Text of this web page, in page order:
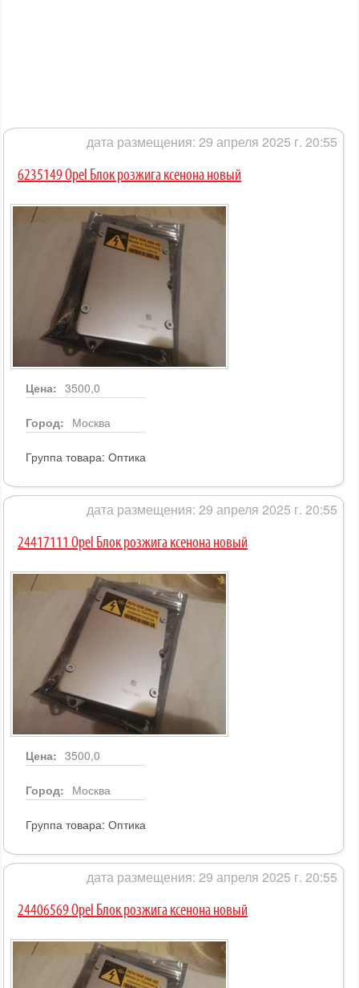
дата размещения: 29 апреля 2025 г. 20:55
6235149 Opel Блок розжига ксенона новый
Цена: 3500,0
Город: Москва
Группа товара: Оптика
дата размещения: 29 апреля 2025 г. 20:55
24417111 Opel Блок розжига ксенона новый
Цена: 3500,0
Город: Москва
Группа товара: Оптика
дата размещения: 29 апреля 2025 г. 20:55
24406569 Opel Блок розжига ксенона новый